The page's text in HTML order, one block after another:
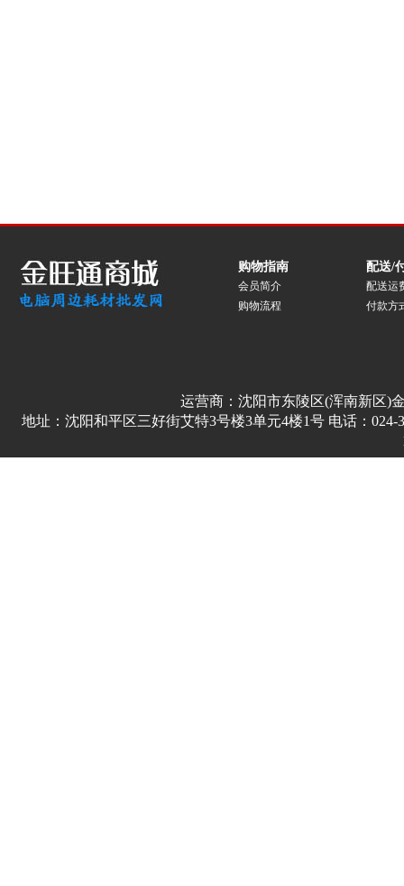
购物指南
会员简介
购物流程
配送/
配送运
付款方
运营商：沈阳市东陵区(浑南新区)
地址：沈阳和平区三好街艾特3号楼3单元4楼1号 电话：024-